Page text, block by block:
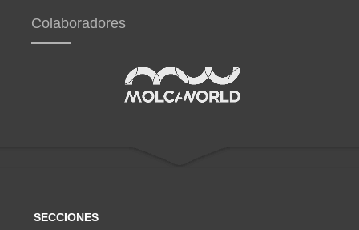
Colaboradores
SECCIONES